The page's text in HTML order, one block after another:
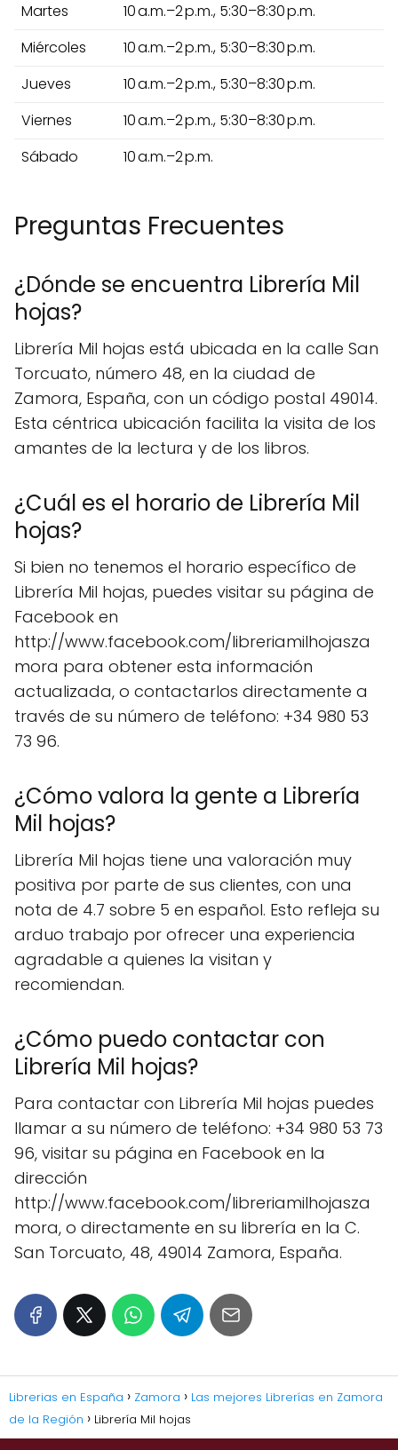
Martes
10 a.m.–2 p.m., 5:30–8:30 p.m.
Miércoles
10 a.m.–2 p.m., 5:30–8:30 p.m.
Jueves
10 a.m.–2 p.m., 5:30–8:30 p.m.
Viernes
10 a.m.–2 p.m., 5:30–8:30 p.m.
Sábado
10 a.m.–2 p.m.
Preguntas Frecuentes
¿Dónde se encuentra Librería Mil
hojas?
Librería Mil hojas está ubicada en la calle San
Torcuato, número 48, en la ciudad de
Zamora, España, con un código postal 49014.
Esta céntrica ubicación facilita la visita de los
amantes de la lectura y de los libros.
¿Cuál es el horario de Librería Mil
hojas?
Si bien no tenemos el horario específico de
Librería Mil hojas, puedes visitar su página de
Facebook en
http://www.facebook.com/libreriamilhojasza
mora para obtener esta información
actualizada, o contactarlos directamente a
través de su número de teléfono: +34 980 53
73 96.
¿Cómo valora la gente a Librería
Mil hojas?
Librería Mil hojas tiene una valoración muy
positiva por parte de sus clientes, con una
nota de 4.7 sobre 5 en español. Esto refleja su
arduo trabajo por ofrecer una experiencia
agradable a quienes la visitan y
recomiendan.
¿Cómo puedo contactar con
Librería Mil hojas?
Para contactar con Librería Mil hojas puedes
llamar a su número de teléfono: +34 980 53 73
96, visitar su página en Facebook en la
dirección
http://www.facebook.com/libreriamilhojasza
mora, o directamente en su librería en la C.
San Torcuato, 48, 49014 Zamora, España.
Librerias en España Zamora
Las mejores Librerías en Zamora
de la Región
Librería Mil hojas